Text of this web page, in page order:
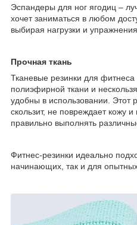
Эспандеры для ног ягодиц –
хочет заниматься в любом
выбирая нагрузки и упражнения.
Прочная ткань
Тканевые резинки для фитнеса
полиэфирной ткани и
удобны в использовании.
скользит, не повреждает кожу
правильно выполнять
Фитнес-резинки идеально
начинающих, так и для опытных